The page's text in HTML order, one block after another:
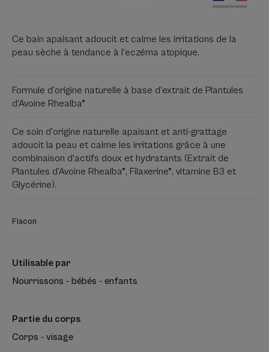
Ce bain apaisant adoucit et calme les irritations de la
peau sèche à tendance à l'eczéma atopique.
Formule d'origine naturelle à base d'extrait de Plantules
d’Avoine Rhealba®
Ce soin d'origine naturelle apaisant et anti-grattage
adoucit la peau et calme les irritations grâce à une
combinaison d’actifs doux et hydratants (Extrait de
Plantules d’Avoine Rhealba®, Filaxerine®, vitamine B3 et
Glycérine).
Flacon
Utilisable par
Nourrissons - bébés - enfants
Partie du corps
Corps - visage